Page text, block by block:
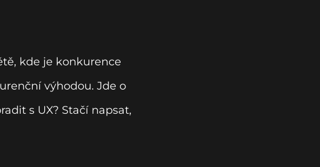
kde je konkurence
výhodou. Jde o
s UX? Stačí napsat,